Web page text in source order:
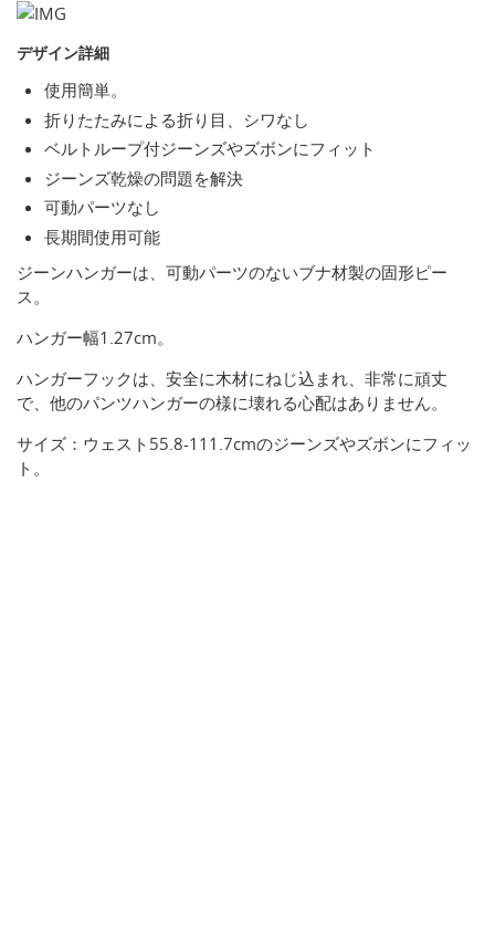
デザイン詳細
使用簡単。
折りたたみによる折り目、シワなし
ベルトループ付ジーンズやズボンにフィット
ジーンズ乾燥の問題を解決
可動パーツなし
長期間使用可能
ジーンハンガーは、可動パーツのないブナ材製の固形ピー
ス。
ハンガー幅1.27cm。
ハンガーフックは、安全に木材にねじ込まれ、非常に頑丈
で、他のパンツハンガーの様に壊れる心配はありません。
サイズ：ウェスト55.8-111.7cmのジーンズやズボンにフィッ
ト。